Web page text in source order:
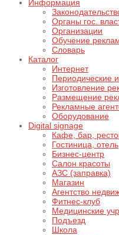
Информация
Органы гос.
Организации
Обучение
Словарь
Каталог
Интернет
Периодические
Изготовление
Размещение
Рекламные
Оборудование
Digital signage
Кафе, бар,
Гостиница, отель
Бизнес-центр
Салон красоты
АЗС (заправка)
Магазин
Агентство
Фитнес-клуб
Медицинские
Подъезд
Школа